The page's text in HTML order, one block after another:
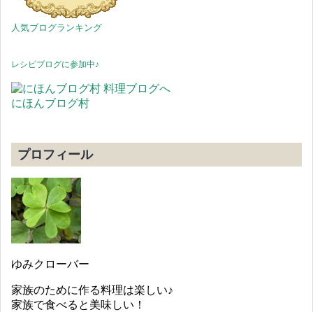
人気ブログランキング
レシピブログに参加中♪
にほんブログ村
プロフィール
ゆみクローバー
家族のために作る料理は楽しい♪
家族で食べると美味しい！